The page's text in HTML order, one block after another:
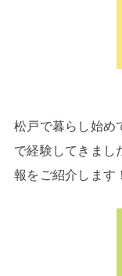
松戸で暮らし始め
で経験してきまし
報をご紹介します！